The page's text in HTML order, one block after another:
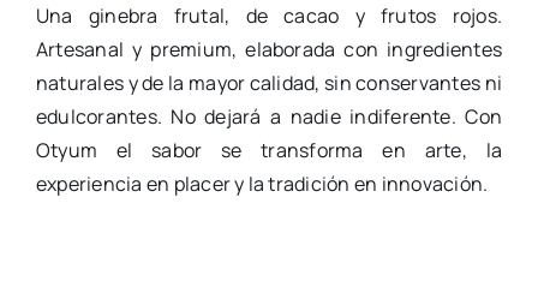
Una ginebra frutal, de cacao y frutos rojos.
Artesanal y premium, elaborada con ingredientes
naturales y de la mayor calidad, sin conservantes ni
edulcorantes. No dejará a nadie indiferente. Con
Otyum el sabor se transforma en arte, la
experiencia en placer y la tradición en innovación.